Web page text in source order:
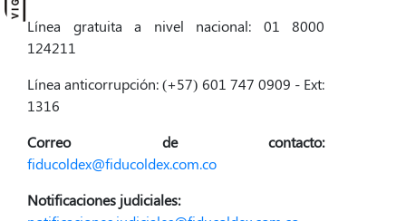
Línea gratuita a nivel nacional: 01 8000
124211
Línea anticorrupción: (+57) 601 747 0909 - Ext:
1316
Correo de contacto:
fiducoldex@fiducoldex.com.co
Notificaciones judiciales: